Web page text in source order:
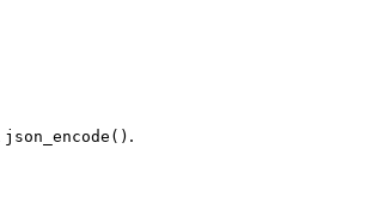
json_encode() .